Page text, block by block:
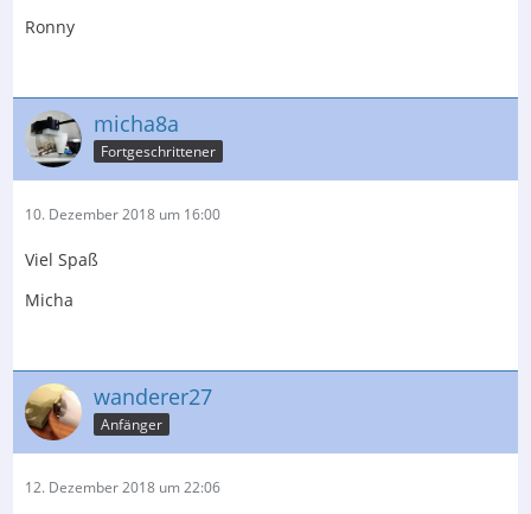
Ronny
micha8a
Fortgeschrittener
10. Dezember 2018 um 16:00
Viel Spaß
Micha
wanderer27
Anfänger
12. Dezember 2018 um 22:06